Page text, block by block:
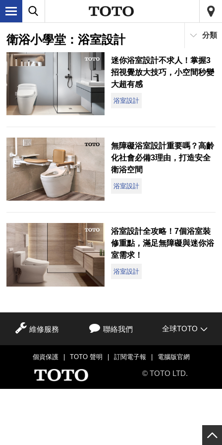
分類
衛浴小學堂：浴室設計
迷你浴室設計不求人！掌握3
招視覺放大技巧，小空間秒變
大超有感
浴室設計
無障礙浴室設計重要嗎？高齡
化社會必備3理由，打造安全
衛浴空間
浴室設計
浴室設計全攻略！7個浴室裝
修重點，滿足無障礙與迷你浴
室需求！
浴室設計
維修服務 聯絡我們 全球TOTO
個資保護 TOTO 聲明 訂閱電子報 電腦版官網
© TOTO LTD.